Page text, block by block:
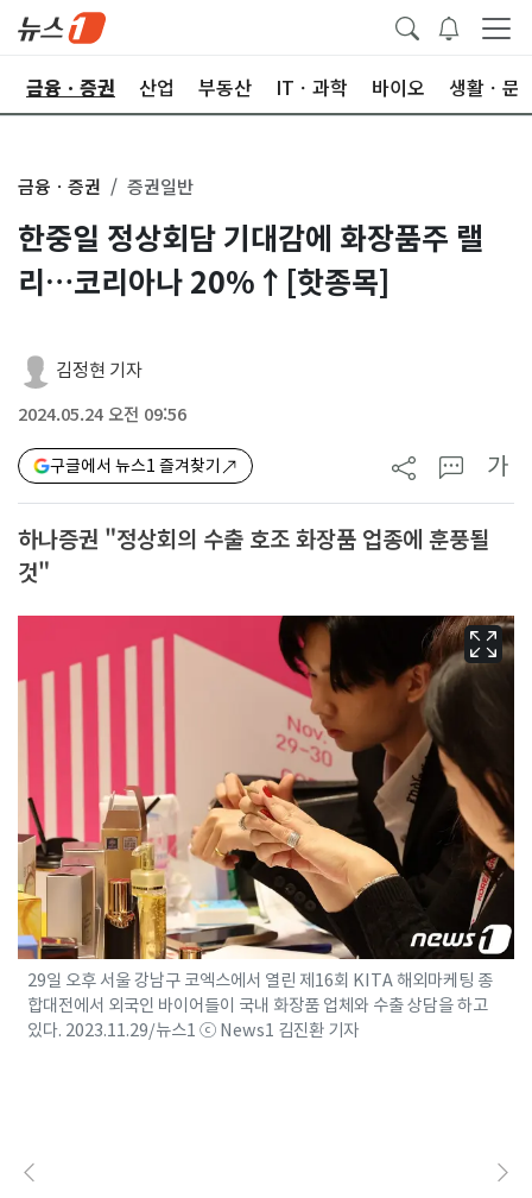
금융ㆍ증권 산업 부동산 ITㆍ과학 바이오 생활ㆍ문
금융ㆍ증권 증권일반
한중일 정상회담 기대감에 화장품주 랠
리…코리아나 20%↑[핫종목]
김정현 기자
2024.05.24 오전 09:56
구글에서 뉴스1 즐겨찾기 가
하나증권 "정상회의 수출 호조 화장품 업종에 훈풍될
것"
29일 오후 서울 강남구 코엑스에서 열린 제16회 KITA 해외마케팅 종
합대전에서 외국인 바이어들이 국내 화장품 업체와 수출 상담을 하고
있다. 2023.11.29/뉴스1 ⓒ News1 김진환 기자